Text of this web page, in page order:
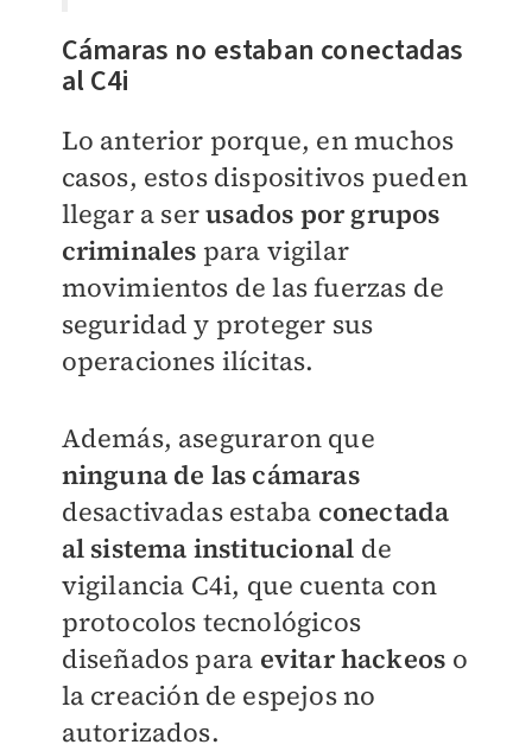
Cámaras no estaban conectadas
al C4i
Lo anterior porque, en muchos
casos, estos dispositivos pueden
llegar a serusados por grupos
criminales para vigilar
movimientos de las fuerzas de
seguridad y proteger sus
operaciones ilícitas.
Además, aseguraron que
ninguna de las cámaras
desactivadas estaba conectada
al sistema institucional de
vigilancia C4i, que cuenta con
protocolos tecnológicos
diseñados para evitar hackeos o
la creación de espejos no
autorizados.